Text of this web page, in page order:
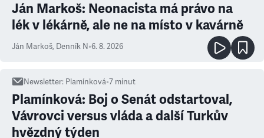
Ján Markoš: Neonacista má právo na
lék v lékárně, ale ne na místo v kavárně
Ján Markoš, Denník N•6. 8. 2026
Newsletter: Plamínková•7 minut
Plamínková: Boj o Senát odstartoval,
Vávrovci versus vláda a další Turkův
hvězdný týden